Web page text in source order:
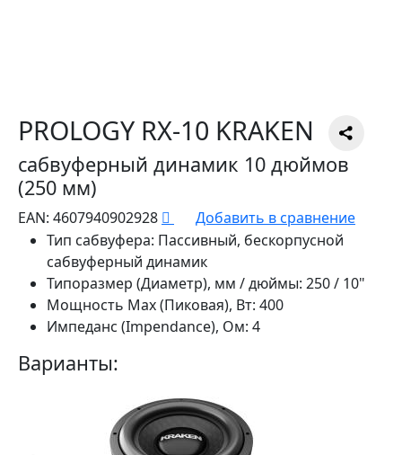
PROLOGY RX-10 KRAKEN
сабвуферный динамик 10 дюймов
(250 мм)
EAN: 4607940902928
Добавить в сравнение
Тип сабвуфера: Пассивный, бескорпусной
сабвуферный динамик
Типоразмер (Диаметр), мм / дюймы: 250 / 10"
Мощность Max (Пиковая), Вт: 400
Импеданс (Impendance), Ом: 4
Варианты: